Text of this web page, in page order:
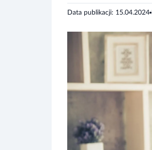
Data publikacji: 15.04.2024